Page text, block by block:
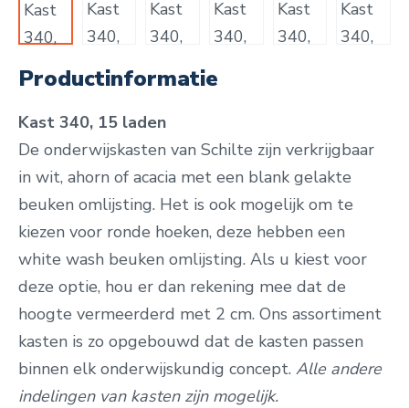
Productinformatie
Kast 340, 15 laden
De onderwijskasten van Schilte zijn verkrijgbaar
in wit, ahorn of acacia met een blank gelakte
beuken omlijsting. Het is ook mogelijk om te
kiezen voor ronde hoeken, deze hebben een
white wash beuken omlijsting. Als u kiest voor
deze optie, hou er dan rekening mee dat de
hoogte vermeerderd met 2 cm. Ons assortiment
kasten is zo opgebouwd dat de kasten passen
binnen elk onderwijskundig concept. Alle andere
indelingen van kasten zijn mogelijk.